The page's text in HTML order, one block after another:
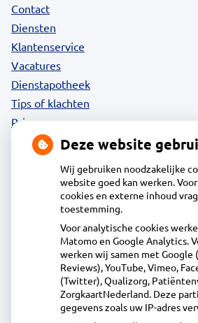
Contact
Diensten
Klantenservice
Vacatures
Dienstapotheek
Tips of klachten
Privacy
Acdapha Apotheek Saendelft
Kaaikhof 69A, 1567JP Assendelft
075–6877877
info@apotheeksaendelft.nl
Inschrijven
Deze website
Wij gebruiken noodzakelijke
website goed kan werken.
cookies en externe inhoud
toestemming.
Voor analytische cookies
Matomo en Google Analytics.
werken wij samen met Google
Reviews), YouTube, Vimeo,
(Twitter), Qualizorg,
ZorgkaartNederland. Deze
gegevens zoals uw IP-adres